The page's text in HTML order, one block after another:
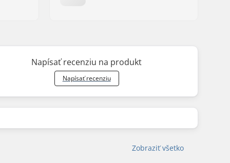
Napísať recenziu na produkt
Napísať recenziu
Zobraziť všetko